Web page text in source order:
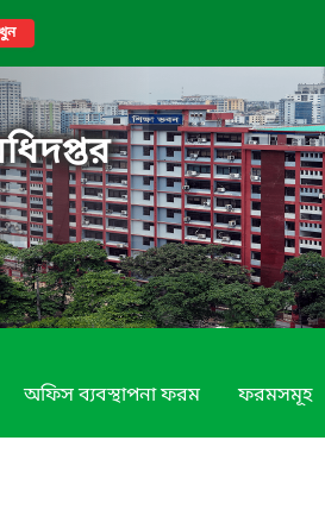
অফিস ব্যবস্থাপনা ফরম ফরমসমূহ